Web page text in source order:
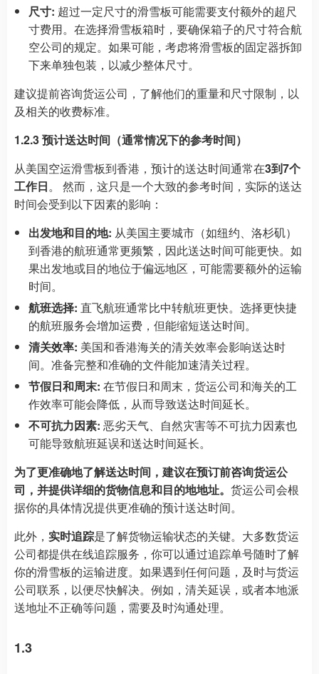
尺寸: 超过一定尺寸的滑雪板可能需要支付额外的超尺
寸费用。在选择滑雪板箱时，要确保箱子的尺寸符合航
空公司的规定。如果可能，考虑将滑雪板的固定器拆卸
下来单独包装，以减少整体尺寸。
建议提前咨询货运公司，了解他们的重量和尺寸限制，以
及相关的收费标准。
1.2.3 预计送达时间（通常情况下的参考时间）
从美国空运滑雪板到香港，预计的送达时间通常在3到7个
工作日。 然而，这只是一个大致的参考时间，实际的送达
时间会受到以下因素的影响：
出发地和目的地: 从美国主要城市（如纽约、洛杉矶）
到香港的航班通常更频繁，因此送达时间可能更快。如
果出发地或目的地位于偏远地区，可能需要额外的运输
时间。
航班选择: 直飞航班通常比中转航班更快。选择更快捷
的航班服务会增加运费，但能缩短送达时间。
清关效率: 美国和香港海关的清关效率会影响送达时
间。准备完整和准确的文件能加速清关过程。
节假日和周末: 在节假日和周末，货运公司和海关的工
作效率可能会降低，从而导致送达时间延长。
不可抗力因素: 恶劣天气、自然灾害等不可抗力因素也
可能导致航班延误和送达时间延长。
为了更准确地了解送达时间，建议在预订前咨询货运公
司，并提供详细的货物信息和目的地地址。 货运公司会根
据你的具体情况提供更准确的预计送达时间。
此外， 实时追踪是了解货物运输状态的关键。大多数货运
公司都提供在线追踪服务，你可以通过追踪单号随时了解
你的滑雪板的运输进度。如果遇到任何问题，及时与货运
公司联系，以便尽快解决。例如，清关延误，或者本地派
送地址不正确等问题，需要及时沟通处理。
1.3